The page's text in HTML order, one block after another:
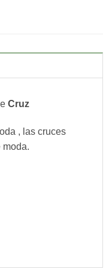
Cruz
, las cruces
moda.